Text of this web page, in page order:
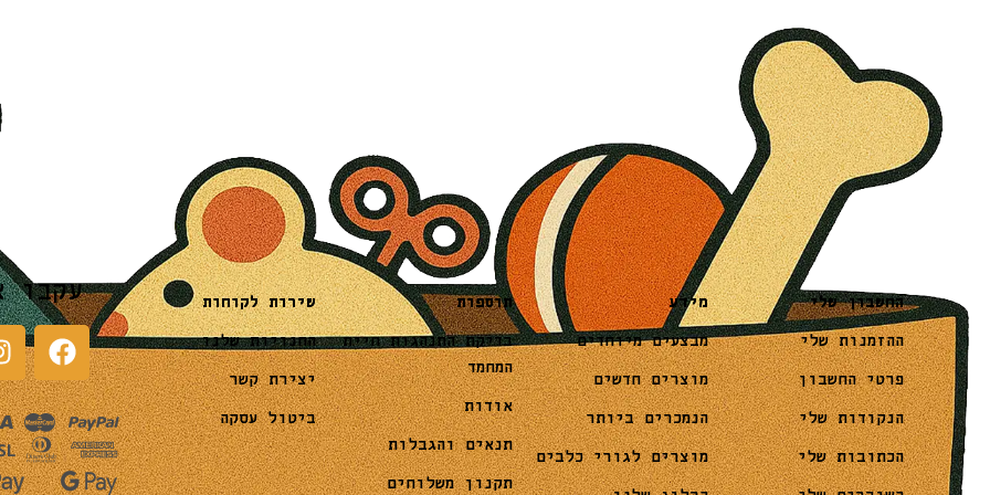
החשבון שלי
ההזמנות שלי
פרטי החשבון
הנקודות שלי
הכתובות שלי
מידע
מבצעים מיוחדים
מוצרים חדשים
הנמכרים ביותר
מוצרים לגורי כלבים
תוספות
בדיקת התנהגות חיית
המחמד
אודות
תנאים והגבלות
תקנון משלוחים
שירות לקוחות
החנויות שלנו
יצירת קשר
ביטול עסקה
עקבו